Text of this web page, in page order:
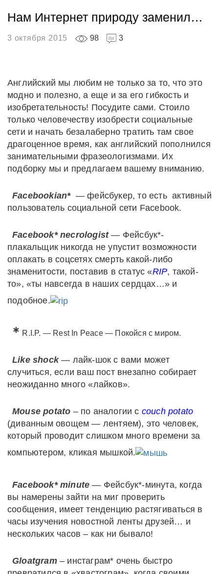
Нам Интернет природу заменил…
3 октября 2015 98 3
Английский мы любим не только за то, что это
модно и полезно, а еще и за его гибкость и
изобретательность! Посудите сами. Стоило
только человечеству изобрести социальные
сети и начать безалаберно тратить там свое
драгоценное время, как английский пополнился
занимательными фразеологизмами. Их
подборку мы и предлагаем вашему вниманию.
Facebookian*— фейсбукер, то есть активный
пользователь социальной сети Facebook.
Facebook* necrologist— Фейсбук*-
плакальщик никогда не упустит возможности
оплакать в соцсетях смерть какой-либо
знаменитости, поставив в статус «RIP, такой-
то», «ты навсегда в наших сердцах…» и
подобное.
∗ R.I.P. — Rest In Peace — Покойся с миром.
Like shock— лайк-шок с вами может
случиться, если ваш пост внезапно собирает
неожиданно много «лайков».
Mouse potato – по аналогии с couch potato
(диванным овощем — лентяем), это человек,
который проводит слишком много времени за
компьютером, кликая мышкой.
Facebook* minute — Фейсбук*-минута, когда
вы намерены зайти на миг проверить
сообщения, имеет тенденцию растягиваться в
часы изучения новостной ленты друзей… и
нескольких часов – как ни бывало!
Gloatgram– инстаграм* очень быстро